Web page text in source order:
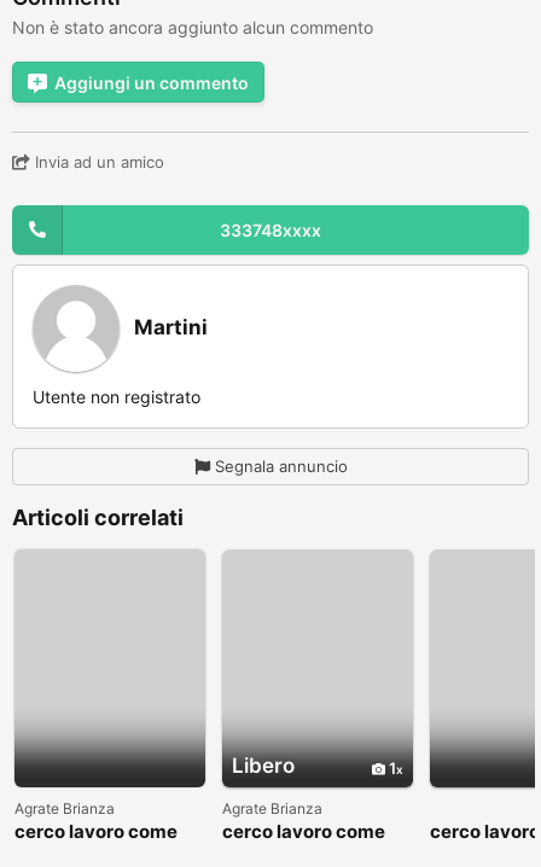
Non è stato ancora aggiunto alcun commento
Aggiungi un commento
Invia ad un amico
333748xxxx
Martini
Utente non registrato
Segnala annuncio
Articoli correlati
Agrate Brianza
cerco lavoro come
Libero 1
Agrate Brianza
cerco lavoro come
cerco